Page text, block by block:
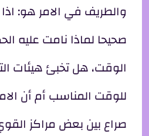
والطريف في الامر هو:
صحيحا لماذا نامت عليه
الوقت، هل تخبئ هيئات
للوقت المناسب أم أن
صراع بين بعض مراكز